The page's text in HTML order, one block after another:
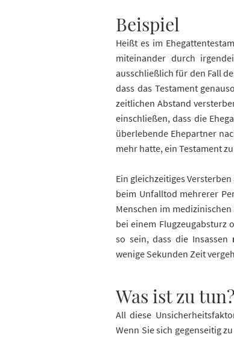
Beispiel
Heißt es im
miteinander durch
ausschließlich für den Fall
dass das Testament
zeitlichen Abstand
einschließen, dass die
überlebende Ehepartner
mehr hatte, ein Testament
Ein gleichzeitiges
beim Unfalltod mehrerer
Menschen im
bei einem Flugzeugabsturz
so sein, dass die Insassen
wenige Sekunden Zeit
Was ist zu tun?
All diese
Wenn Sie sich gegenseitig